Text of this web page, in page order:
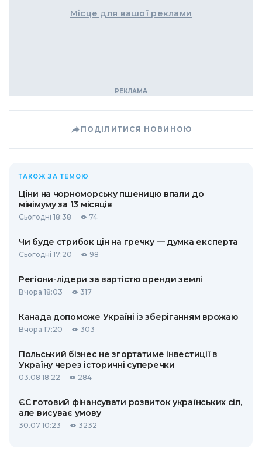
Місце для вашої реклами
ПОДІЛИТИСЯ НОВИНОЮ
ТАКОЖ ЗА ТЕМОЮ
Ціни на чорноморську пшеницю впали до
мінімуму за 13 місяців
Сьогодні 18:38 74
Чи буде стрибок цін на гречку — думка експерта
Сьогодні 17:20 98
Регіони-лідери за вартістю оренди землі
Вчора 18:03 317
Канада допоможе Україні із зберіганням врожаю
Вчора 17:20 303
Польський бізнес не згортатиме інвестиції в
Україну через історичні суперечки
03.08 18:22 284
ЄС готовий фінансувати розвиток українських сіл,
але висуває умову
30.07 10:23 3232